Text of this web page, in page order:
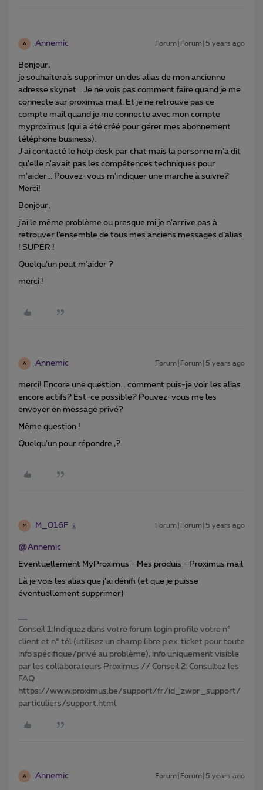
A Annemic Forum|Forum|5 years ago
Bonjour,
je souhaiterais supprimer un des alias de mon ancienne
adresse skynet... Je ne vois pas comment faire quand je me
connecte sur proximus mail. Et je ne retrouve pas ce
compte mail quand je me connecte avec mon compte
myproximus (qui a été créé pour gérer mes abonnement
téléphone business).
J'ai contacté le help desk par chat mais la personne m'a dit
qu'elle n'avait pas les compétences techniques pour
m'aider... Pouvez-vous m'indiquer une marche à suivre?
Merci!
Bonjour,
j’ai le même problème ou presque mi je n’arrive pas à
retrouver l’ensemble de tous mes anciens messages d’alias
! SUPER !
Quelqu’un peut m’aider ?
merci !
A Annemic Forum|Forum|5 years ago
merci! Encore une question... comment puis-je voir les alias
encore actifs? Est-ce possible? Pouvez-vous me les
envoyer en message privé?
Même question !
Quelqu’un pour répondre ,?
M M_016F Forum|Forum|5 years ago
@Annemic
Eventuellement MyProximus - Mes produis - Proximus mail
Là je vois les alias que j’ai dénifi (et que je puisse
éventuellement supprimer)
Conseil 1:Indiquez dans votre forum login profile votre n°
client et n° tél (utilisez un champ libre p.ex. ticket pour toute
info spécifique/privé au problème), info uniquement visible
par les collaborateurs Proximus // Conseil 2: Consultez les
FAQ
https://www.proximus.be/support/fr/id_zwpr_support/
particuliers/support.html
A Annemic Forum|Forum|5 years ago